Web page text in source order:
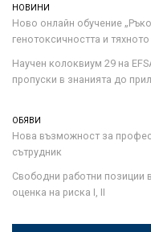
НОВИНИ
Ново онлайн обучение
генотоксичността и
Научен колоквиум 29 на
пропуски в знанията до
ОБЯВИ
Нова възможност за
сътрудник
Свободни работни позиции
оценка на риска I, II